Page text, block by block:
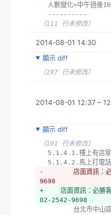
人數變化=中午過後
  ----------
（111 行未修改）
2014-08-01 14:30
顯示 diff
（197 行未修改）
2014-08-01 12:37 –
顯示 diff
（101 行未修改）
5.1.4.1.樓上有店
5.1.4.2.馬上打電
- 　　　　店面資訊：
9698
+ 　　店面資訊：必勝
02-2542-9698